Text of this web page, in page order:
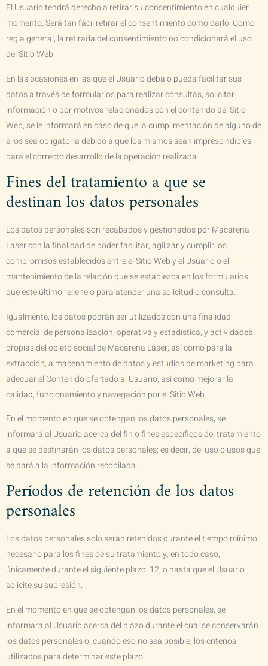
El Usuario tendrá derecho a retirar su consentimiento en cualquier
momento. Será tan fácil retirar el consentimiento como darlo. Como
regla general, la retirada del consentimiento no condicionará el uso
del Sitio Web.
En las ocasiones en las que el Usuario deba o pueda facilitar sus
datos a través de formularios para realizar consultas, solicitar
información o por motivos relacionados con el contenido del Sitio
Web, se le informará en caso de que la cumplimentación de alguno de
ellos sea obligatoria debido a que los mismos sean imprescindibles
para el correcto desarrollo de la operación realizada.
Fines del tratamiento a que se
destinan los datos personales
Los datos personales son recabados y gestionados porMacarena
Lásercon la finalidad de poder facilitar, agilizar y cumplir los
compromisos establecidos entre el Sitio Web y el Usuario o el
mantenimiento de la relación que se establezca en los formularios
que este último rellene o para atender una solicitud o consulta.
Igualmente, los datos podrán ser utilizados con una finalidad
comercial de personalización, operativa y estadística, y actividades
propias del objeto social deMacarena Láser, así como para la
extracción, almacenamiento de datos y estudios de marketing para
adecuar el Contenido ofertado al Usuario, así como mejorar la
calidad, funcionamiento y navegación por el Sitio Web.
En el momento en que se obtengan los datos personales, se
informará al Usuario acerca del fin o fines específicos del tratamiento
a que se destinarán los datos personales; es decir, del uso o usos que
se dará a la información recopilada.
Períodos de retención de los datos
personales
Los datos personales solo serán retenidos durante el tiempo mínimo
necesario para los fines de su tratamiento y, en todo caso,
únicamente durante el siguiente plazo: 12, o hasta que el Usuario
solicite su supresión.
En el momento en que se obtengan los datos personales, se
informará al Usuario acerca del plazo durante el cual se conservarán
los datos personales o, cuando eso no sea posible, los criterios
utilizados para determinar este plazo.